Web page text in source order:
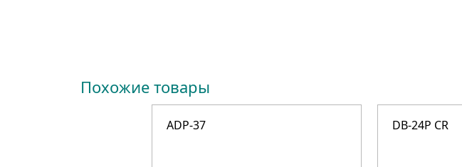
Похожие товары
ADP-37 DB-24P CR